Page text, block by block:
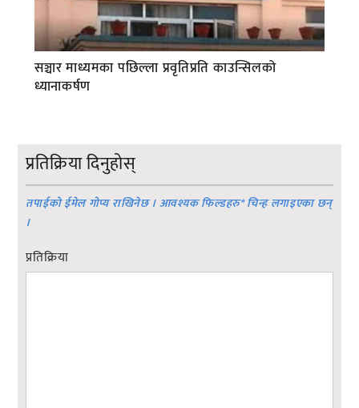
सञ्चार माध्यमका पछिल्ला प्रवृतिप्रति काउन्सिलको
ध्यानाकर्षण
प्रतिक्रिया दिनुहोस्
तपाईको ईमेल गोप्य राखिनेछ । आवश्यक फिल्डहरु*चिन्ह लगाइएका छन्
।
प्रतिक्रिया